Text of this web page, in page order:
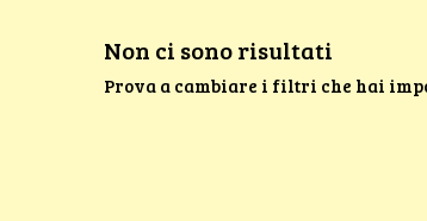
Non ci sono risultati
Prova a cambiare i filtri che hai